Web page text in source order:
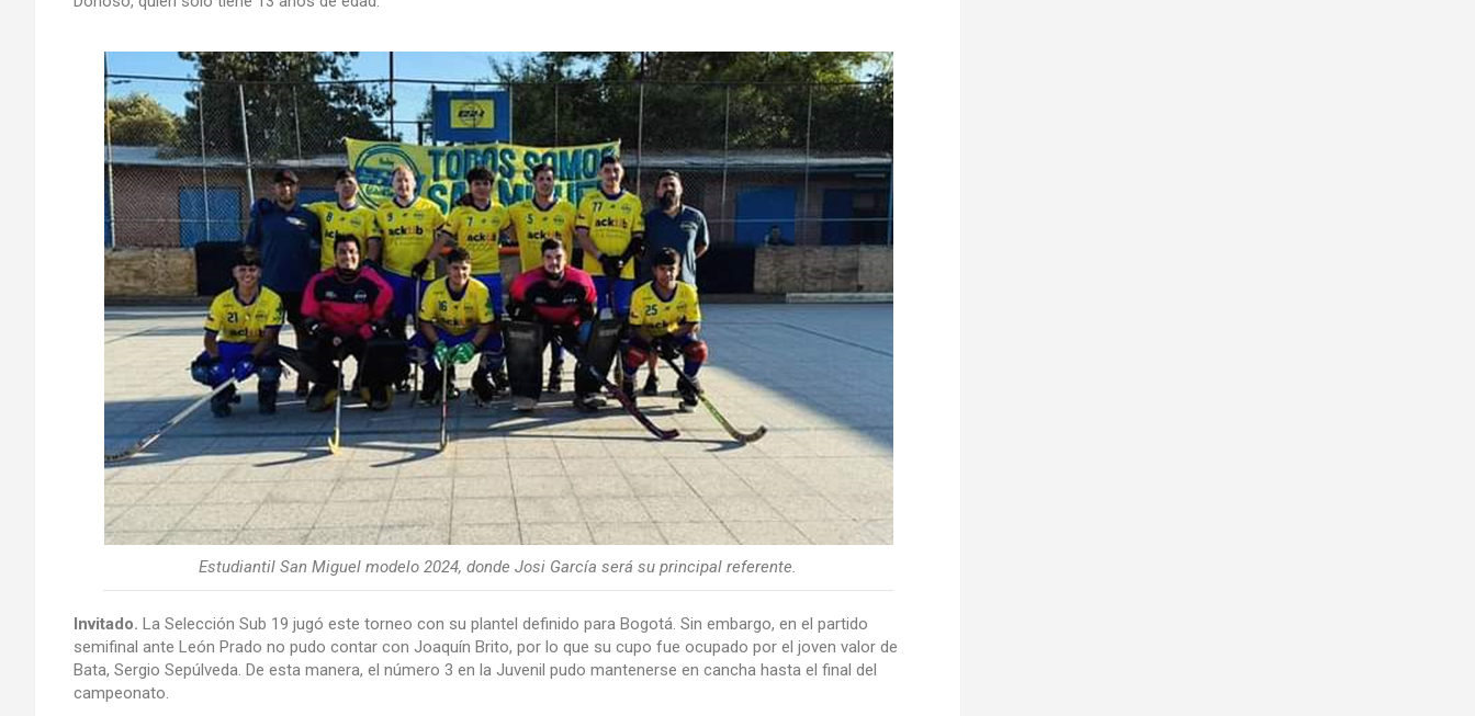
Estudiantil San Miguel modelo 2024, donde Josi García será su principal referente.
Invitado. La Selección Sub 19 jugó este torneo con su plantel definido para Bogotá. Sin embargo, en el partido
semifinal ante León Prado no pudo contar con Joaquín Brito, por lo que su cupo fue ocupado por el joven valor de
Bata, Sergio Sepúlveda. De esta manera, el número 3 en la Juvenil pudo mantenerse en cancha hasta el final del
campeonato.